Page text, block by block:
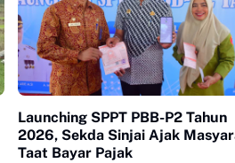
Launching SPPT PBB-P2 Tahun
2026, Sekda Sinjai Ajak
Taat Bayar Pajak